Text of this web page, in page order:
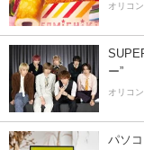
オリコ
ー”
オリコ
パソ